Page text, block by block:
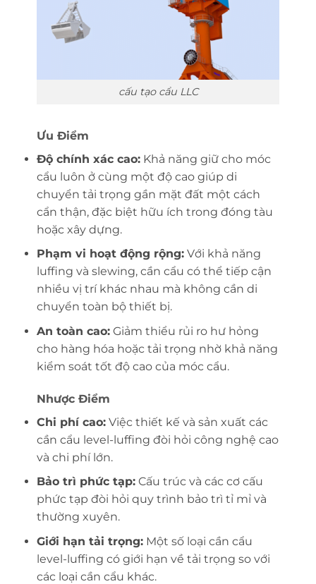
cấu tạo cẩu LLC
Ưu Điểm
Độ chính xác cao:Khả năng giữ cho móc
cẩu luôn ở cùng một độ cao giúp di
chuyển tải trọng gần mặt đất một cách
cẩn thận, đặc biệt hữu ích trong đóng tàu
hoặc xây dựng.
Phạm vi hoạt động rộng:Với khả năng
luffing và slewing, cần cẩu có thể tiếp cận
nhiều vị trí khác nhau mà không cần di
chuyển toàn bộ thiết bị.
An toàn cao:Giảm thiểu rủi ro hư hỏng
cho hàng hóa hoặc tải trọng nhờ khả năng
kiểm soát tốt độ cao của móc cẩu.
Nhược Điểm
Chi phí cao:Việc thiết kế và sản xuất các
cần cẩu level-luffing đòi hỏi công nghệ cao
và chi phí lớn.
Bảo trì phức tạp:Cấu trúc và các cơ cấu
phức tạp đòi hỏi quy trình bảo trì tỉ mỉ và
thường xuyên.
Giới hạn tải trọng:Một số loại cần cẩu
level-luffing có giới hạn về tải trọng so với
các loại cần cẩu khác.